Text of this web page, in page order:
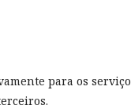
para os